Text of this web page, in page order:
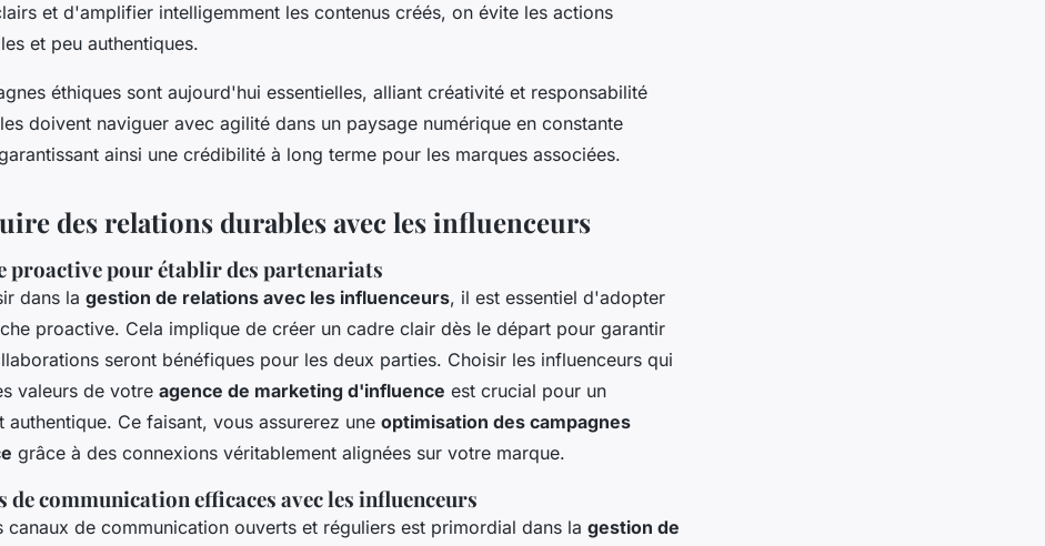
et d'amplifier intelligemment les contenus créés, on évite les actions
et peu authentiques.
éthiques sont aujourd'hui essentielles, alliant créativité et responsabilité
doivent naviguer avec agilité dans un paysage numérique en constante
ainsi une crédibilité à long terme pour les marques associées.
des relations durables avec les influenceurs
proactive pour établir des partenariats
dans la gestion de relations avec les influenceurs, il est essentiel d'adopter
proactive. Cela implique de créer un cadre clair dès le départ pour garantir
seront bénéfiques pour les deux parties. Choisir les influenceurs qui
valeurs de votre agence de marketing d'influence est crucial pour un
authentique. Ce faisant, vous assurerez une optimisation des campagnes
grâce à des connexions véritablement alignées sur votre marque.
de communication efficaces avec les influenceurs
canaux de communication ouverts et réguliers est primordial dans la gestion de